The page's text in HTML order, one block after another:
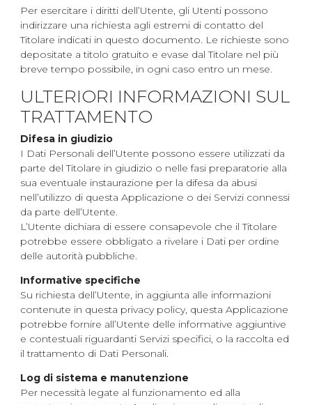
Per esercitare i diritti dell’Utente, gli Utenti possono
indirizzare una richiesta agli estremi di contatto del
Titolare indicati in questo documento. Le richieste sono
depositate a titolo gratuito e evase dal Titolare nel più
breve tempo possibile, in ogni caso entro un mese.
ULTERIORI INFORMAZIONI SUL
TRATTAMENTO
Difesa in giudizio
I Dati Personali dell’Utente possono essere utilizzati da
parte del Titolare in giudizio o nelle fasi preparatorie alla
sua eventuale instaurazione per la difesa da abusi
nell’utilizzo di questa Applicazione o dei Servizi connessi
da parte dell’Utente.
L’Utente dichiara di essere consapevole che il Titolare
potrebbe essere obbligato a rivelare i Dati per ordine
delle autorità pubbliche.
Informative specifiche
Su richiesta dell’Utente, in aggiunta alle informazioni
contenute in questa privacy policy, questa Applicazione
potrebbe fornire all’Utente delle informative aggiuntive
e contestuali riguardanti Servizi specifici, o la raccolta ed
il trattamento di Dati Personali.
Log di sistema e manutenzione
Per necessità legate al funzionamento ed alla